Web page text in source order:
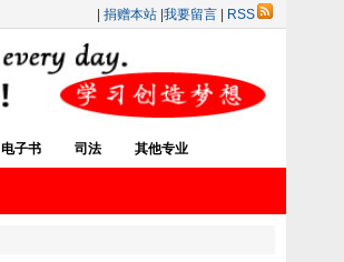
捐赠本站 我要留言 RSS
电子书 司法 其他专业